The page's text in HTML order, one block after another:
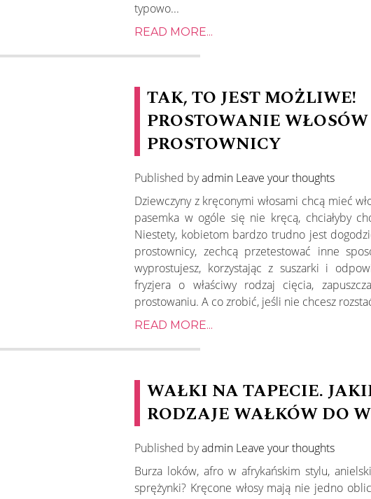
typowo...
READ MORE...
TAK, TO JEST MOŻLIWE!
PROSTOWANIE
PROSTOWNICY
Published byadmin Leave your thoughts
Dziewczyny z kręconymi włosami chcą mieć
pasemka w ogóle się nie kręcą, chciałyby
Niestety, kobietom bardzo trudno jest
prostownicy, zechcą przetestować inne
wyprostujesz, korzystając z suszarki i
fryzjera o właściwy rodzaj cięcia,
prostowaniu. A co zrobić, jeśli nie chcesz
READ MORE...
WAŁKI NA TAPECIE.
RODZAJE WAŁKÓW DO
Published byadmin Leave your thoughts
Burza loków, afro w afrykańskim stylu,
sprężynki? Kręcone włosy mają nie jedno